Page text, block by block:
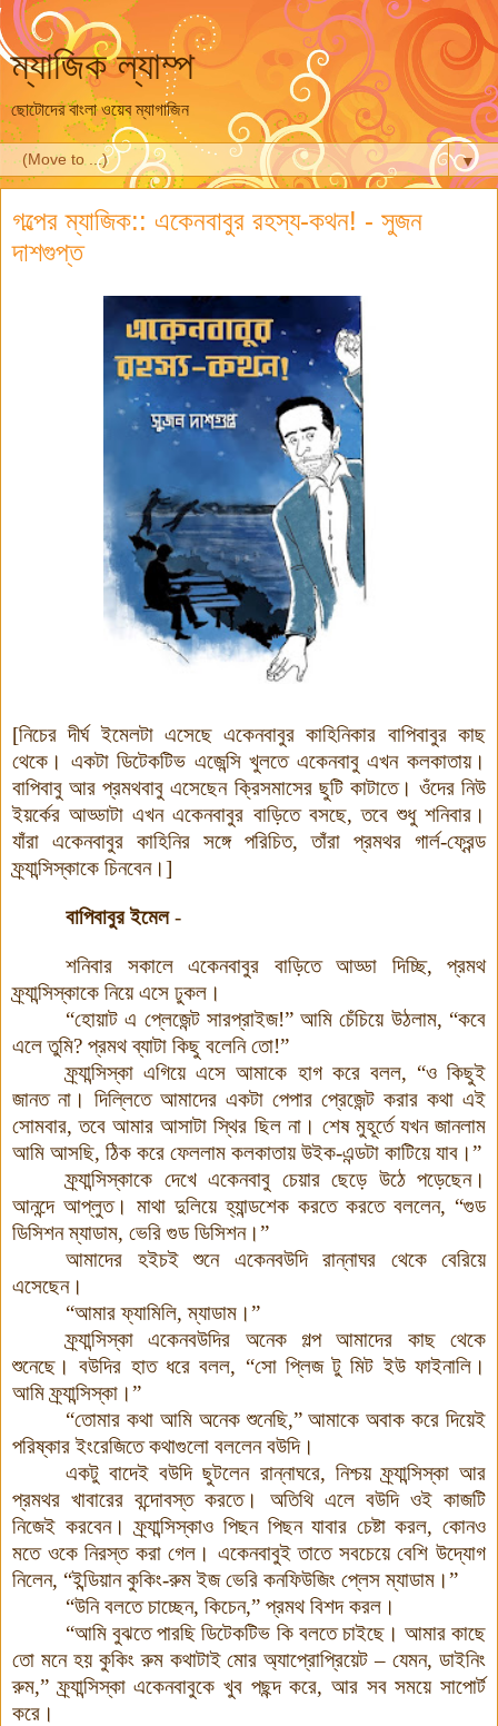
ম্যাজিক ল্যাম্প
ছোটোদের বাংলা ওয়েব ম্যাগাজিন
▼
গল্পের ম্যাজিক:: একেনবাবুর রহস্য-কথন! - সুজন
দাশগুপ্ত
[নিচের দীর্ঘ ইমেলটা এসেছে একেনবাবুর কাহিনিকার বাপিবাবুর কাছ
থেকে। একটা ডিটেকটিভ এজেন্সি খুলতে একেনবাবু এখন কলকাতায়।
বাপিবাবু আর প্রমথবাবু এসেছেন ক্রিসমাসের ছুটি কাটাতে। ওঁদের নিউ
ইয়র্কের আড্ডাটা এখন একেনবাবুর বাড়িতে বসছে,তবে শুধু শনিবার।
যাঁরা একেনবাবুর কাহিনির সঙ্গে পরিচিত,তাঁরা প্রমথর গার্ল-ফ্রেন্ড
ফ্র্যান্সিস্কাকে চিনবেন।]
বাপিবাবুর ইমেল-
শনিবার সকালে একেনবাবুর বাড়িতে আড্ডা দিচ্ছি, প্রমথ
ফ্র্যান্সিস্কাকে নিয়ে এসে ঢুকল।
“হোয়াট এ প্লেজেন্ট সারপ্রাইজ!” আমি চেঁচিয়ে উঠলাম, “কবে
এলে তুমি? প্রমথ ব্যাটা কিছু বলেনি তো!”
ফ্র্যান্সিস্কা এগিয়ে এসে আমাকে হাগ করে বলল, “ও কিছুই
জানত না। দিল্লিতে আমাদের একটা পেপার প্রেজেন্ট করার কথা এই
সোমবার, তবে আমার আসাটা স্থির ছিল না। শেষ মুহূর্তে যখন জানলাম
আমি আসছি, ঠিক করে ফেললাম কলকাতায় উইক-এন্ডটা কাটিয়ে যাব ।”
ফ্র্যান্সিস্কাকে দেখে একেনবাবু চেয়ার ছেড়ে উঠে পড়েছেন।
আনন্দে আপ্লুত। মাথা দুলিয়ে হ্যান্ডশেক করতে করতে বললেন, “গুড
ডিসিশন ম্যাডাম, ভেরি গুড ডিসিশন।”
আমাদের হইচই শুনে একেনবউদি রান্নাঘর থেকে বেরিয়ে
এসেছেন।
“আমার ফ্যামিলি,ম্যাডাম।”
ফ্র্যান্সিস্কা একেনবউদির অনেক গল্প আমাদের কাছ থেকে
শুনেছে। বউদির হাত ধরে বলল, “সো প্লিজ টু মিট ইউ ফাইনালি।
আমি ফ্র্যান্সিস্কা।”
“তোমার কথা আমি অনেক শুনেছি,” আমাকে অবাক করে দিয়েই
পরিষ্কার ইংরেজিতে কথাগুলো বললেন বউদি।
একটু বাদেই বউদি ছুটলেন রান্নাঘরে, নিশ্চয় ফ্র্যান্সিস্কা আর
প্রমথর খাবারের বন্দোবস্ত করতে। অতিথি এলে বউদি ওই কাজটি
নিজেই করবেন। ফ্র্যান্সিস্কাও পিছন পিছন যাবার চেষ্টা করল, কোনও
মতে ওকে নিরস্ত করা গেল। একেনবাবুই তাতে সবচেয়ে বেশি উদ্যোগ
নিলেন, “ইন্ডিয়ান কুকিং-রুম ইজ ভেরি কনফিউজিং প্লেস ম্যাডাম।”
“উনি বলতে চাচ্ছেন, কিচেন,” প্রমথ বিশদ করল।
“আমি বুঝতে পারছি ডিটেকটিভ কি বলতে চাইছে। আমার কাছে
তো মনে হয় কুকিং রুম কথাটাই মোর অ্যাপ্রোপ্রিয়েট – যেমন,ডাইনিং
রুম,” ফ্র্যান্সিস্কা একেনবাবুকে খুব পছন্দ করে,আর সব সময়ে সাপোর্ট
করে।